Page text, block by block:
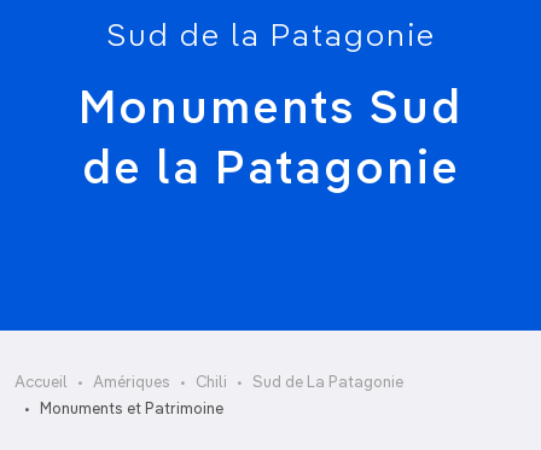
Sud de la Patagonie
Monuments Sud
de la Patagonie
Accueil Amériques Chili
Sud de La Patagonie
Monuments et Patrimoine
Cementerio Municipal